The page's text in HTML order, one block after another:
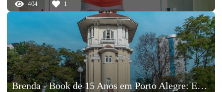
404 1
Brenda - Book de 15 Anos em Porto Alegre: Ensaio Fotográfico para Debutantes